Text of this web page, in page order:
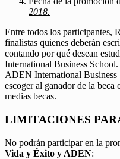
2018.
Entre todos los participantes,
finalistas quienes deberán
contando por qué desean
International Business
ADEN International Business
escoger al ganador de la beca
medias becas.
LIMITACIONES
No podrán participar en la
Vida y Éxito y ADEN: